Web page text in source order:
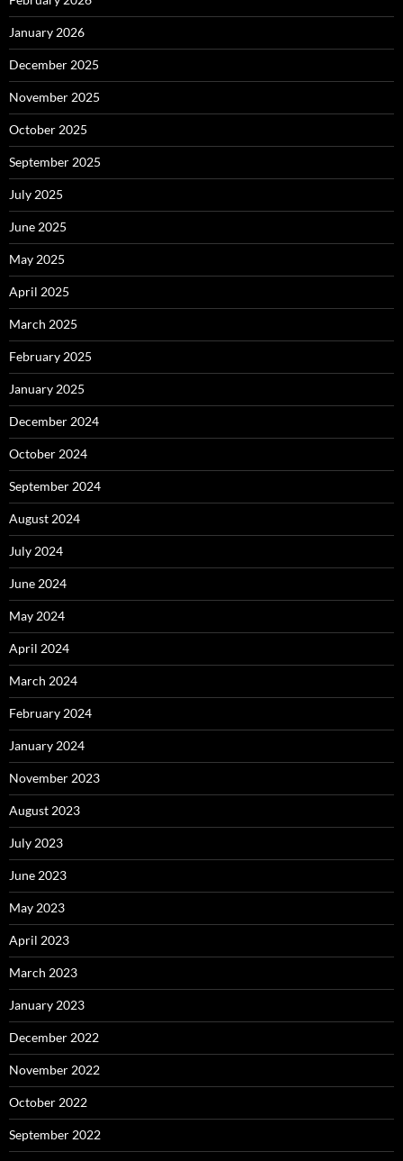
January 2026
December 2025
November 2025
October 2025
September 2025
July 2025
June 2025
May 2025
April 2025
March 2025
February 2025
January 2025
December 2024
October 2024
September 2024
August 2024
July 2024
June 2024
May 2024
April 2024
March 2024
February 2024
January 2024
November 2023
August 2023
July 2023
June 2023
May 2023
April 2023
March 2023
January 2023
December 2022
November 2022
October 2022
September 2022